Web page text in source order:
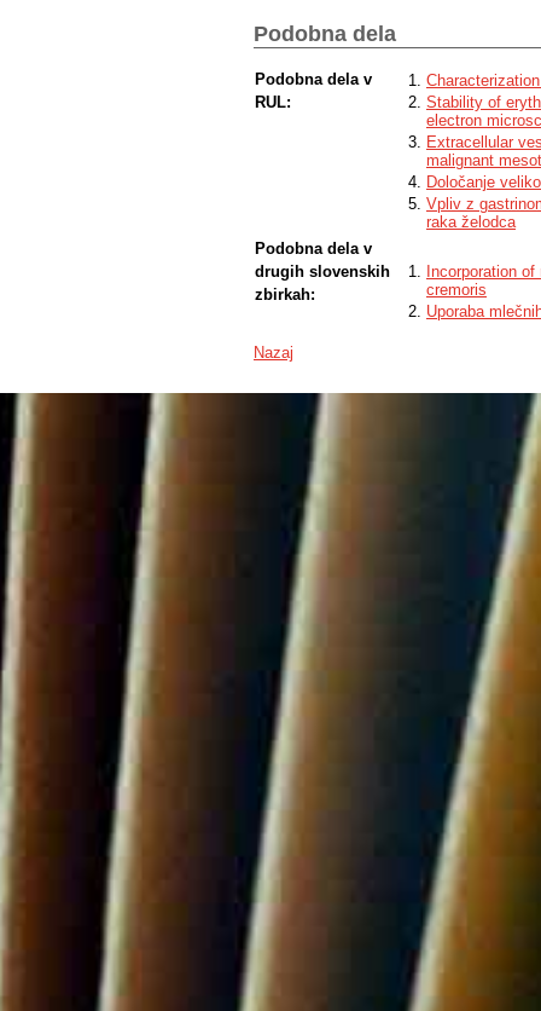
Podobna dela
Podobna dela v
RUL:
Stability of
electron
Extracellular
malignant
Določanje
Vpliv z
raka želodca
Podobna dela v
drugih slovenskih
zbirkah:
Incorporation
cremoris
Uporaba
Nazaj